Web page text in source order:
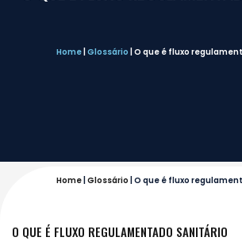
Home| Glossário O que é fluxo
Home| Glossário O que é fluxo
O QUE É FLUXO REGULAMENTADO SANITÁRIO